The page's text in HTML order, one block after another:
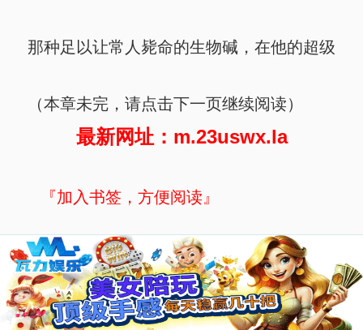
那种足以让常人毙命的生物碱，在他的超级
（本章未完，请点击下一页继续阅读）
最新网址：m.23uswx.la
『加入书签，方便阅读』